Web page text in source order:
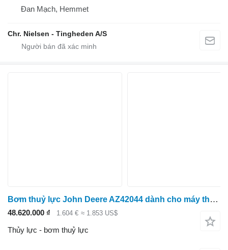
Đan Mạch, Hemmet
Chr. Nielsen - Tingheden A/S
Bơm thuỷ lực John Deere AZ42044 dành cho máy thu hoạch John Deere serii 1100,1
48.620.000 ₫ 1.604 € ≈ 1.853 US$
Thủy lực - bơm thuỷ lực